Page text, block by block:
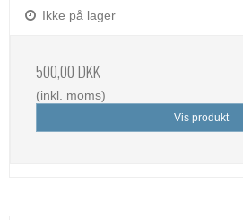
Ikke på lager
500,00 DKK
(inkl. moms)
Vis produkt